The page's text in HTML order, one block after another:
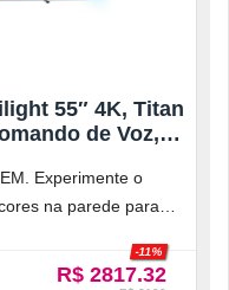
55″ 4K, Titan
de Voz,
Experimente o
na parede para
R$ 2817.32
-11%